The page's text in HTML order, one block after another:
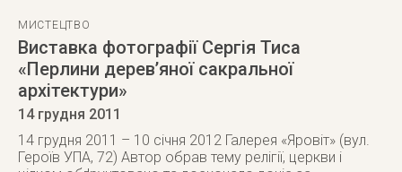
МИСТЕЦТВО
Виставка фотографії Сергія Тиса
«Перлини дерев’яної сакральної
архітектури»
14 грудня 2011
14 грудня 2011 – 10 січня 2012 Галерея «Яровіт» (вул.
Героїв УПА, 72) Автор обрав тему релігії, церкви і